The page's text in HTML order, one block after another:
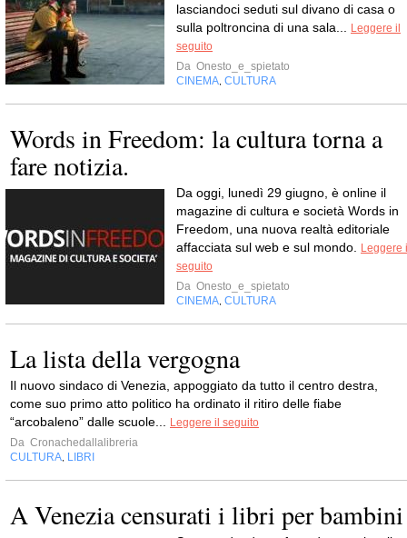
lasciandoci seduti sul divano di casa o
sulla poltroncina di una sala...
Leggere il
seguito
Da Onesto_e_spietato
CINEMA CULTURA
Words in Freedom: la cultura torna a
fare notizia.
Da oggi, lunedì 29 giugno, è online il
magazine di cultura e società Words in
Freedom, una nuova realtà editoriale
affacciata sul web e sul mondo.
Leggere
seguito
Da Onesto_e_spietato
CINEMA CULTURA
La lista della vergogna
Il nuovo sindaco di Venezia, appoggiato da tutto il centro destra,
come suo primo atto politico ha ordinato il ritiro delle fiabe
“arcobaleno” dalle scuole...
Leggere il seguito
Da Cronachedallalibreria
CULTURA LIBRI
A Venezia censurati i libri per bambini